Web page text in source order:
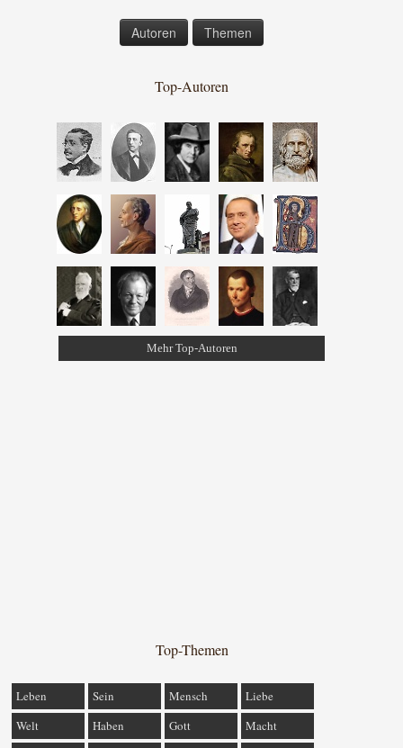
Autoren Themen
Top-Autoren
Mehr Top-Autoren
Top-Themen
Leben Sein Mensch
Liebe
Welt
Haben Gott
Macht